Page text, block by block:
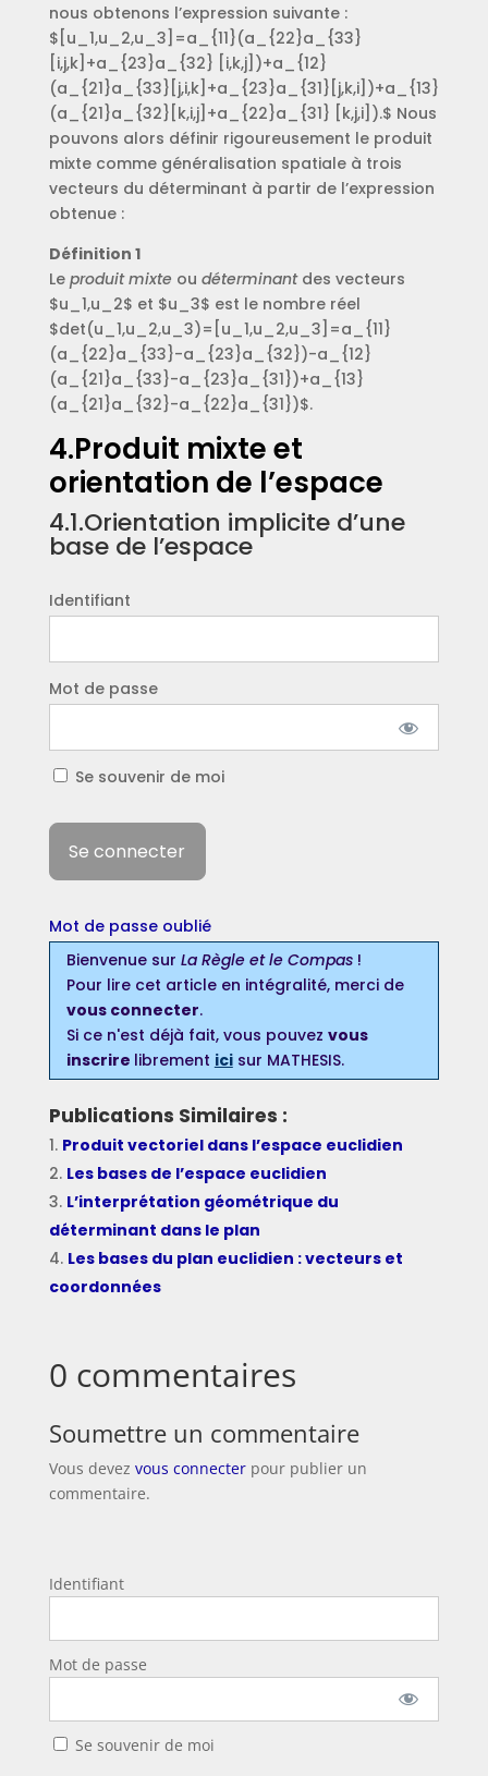
nous obtenons l’expression suivante :
$[u_1,u_2,u_3]=a_{11}(a_{22}a_{33}
[i,j,k]+a_{23}a_{32} [i,k,j])+a_{12}
(a_{21}a_{33}[j,i,k]+a_{23}a_{31}[j,k,i])+a_{13}
(a_{21}a_{32}[k,i,j]+a_{22}a_{31} [k,j,i]).$ Nous
pouvons alors définir rigoureusement le produit
mixte comme généralisation spatiale à trois
vecteurs du déterminant à partir de l’expression
obtenue :
Définition 1
Le produit mixte ou déterminantdes vecteurs
$u_1,u_2$ et $u_3$ est le nombre réel
$det(u_1,u_2,u_3)=[u_1,u_2,u_3]=a_{11}
(a_{22}a_{33}-a_{23}a_{32})-a_{12}
(a_{21}a_{33}-a_{23}a_{31})+a_{13}
(a_{21}a_{32}-a_{22}a_{31})$.
4.Produit mixte et
orientation de l’espace
4.1.Orientation implicite d’une
base de l’espace
Identifiant
Mot de passe
Se souvenir de moi
Mot de passe oublié
Bienvenue sur La Règle et le Compas!
Pour lire cet article en intégralité, merci de
vous connecter.
Si ce n'est déjà fait, vous pouvez vous
inscrire librement icisur MATHESIS.
Publications Similaires :
Produit vectoriel dans l’espace euclidien
Les bases de l’espace euclidien
L’interprétation géométrique du
déterminant dans le plan
Les bases du plan euclidien : vecteurs et
coordonnées
0 commentaires
Soumettre un commentaire
Vous devez vous connecterpour publier un
commentaire.
Identifiant
Mot de passe
Se souvenir de moi